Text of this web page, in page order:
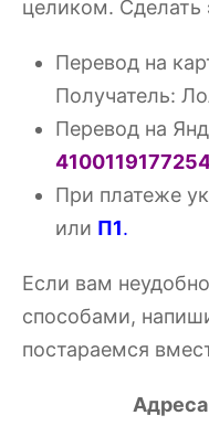
целиком. Сделать
Перевод на
Получатель:
Перевод на
При платеже
или П1.
Если вам
способами,
постараемся